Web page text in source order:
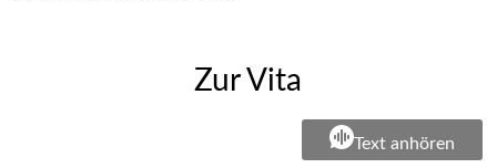
Zur Vita
Text anhören